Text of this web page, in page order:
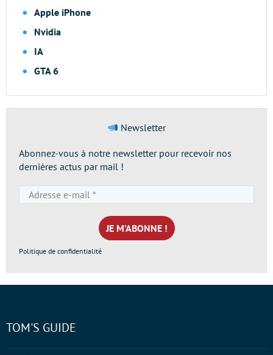
Apple iPhone
Nvidia
IA
GTA 6
Newsletter
Abonnez-vous à notre newsletter pour recevoir nos
dernières actus par mail !
e-
mail
*
Politique de confidentialité
TOM'S GUIDE